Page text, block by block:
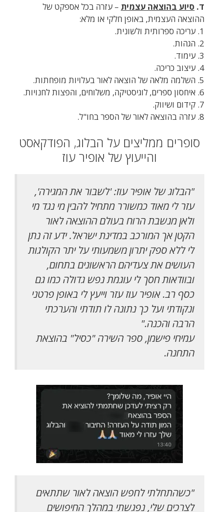
ד. סיוע בהוצאה עצמית – עזרה בכל אספקט של
ההוצאה העצמית, באופן חלקי או מלא:
1. עריכה ספרותית ולשונית.
2. הגהות.
3. עימוד.
4. עיצוב כריכה.
5. השלמה מלאה של הוצאה לאור בעלויות מופחתות.
6. איחסון ספרים, לוגיסטיקה, משלוחים, והפצות לחנויות.
7. קידום ושיווק.
8. עזרה בהוצאה לאור של הספר בחו"ל.
סופרים ממליצים על הבלוג, הפודקאסט
והייעוץ של אופיר עוז
"הבלוג של אופיר עוז: 'לשבור את המגירה',
עזר לי מאוד כמשורר מתחיל להבין מי נגד מי
ולאן מנשבת הרוח בעולם ההוצאה לאור
הקטן אך המורכב במדינת ישראל. ידע זה נתן
לי ללא ספק יתרון משמעותי על יתר הקולגות
העושים את צעדיהם הראשונים בתחום,
ובוודאות חסך לי עוגמת נפש גדולה כמו גם
כסף רב. אופיר עוז עזר וייעץ לי באופן פרטני
ונקודתי ועל כך נתונה לו תודתי והערכתי
הרבה והכנה."
עמיחי פישמן, ספר השירה "כסיל" בהוצאת
התחנה.
"כשהתחלתי לחפש הוצאה לאור שתתאים
לצרכים שלי, נפגשתי במהלך החיפושים